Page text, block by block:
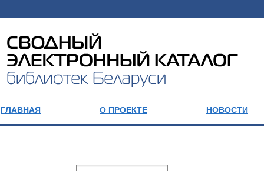
ГЛАВНАЯ О ПРОЕКТЕ НОВОСТИ